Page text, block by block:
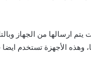
ارسالها من الجهاز
وهذه الأجهزة تستخدم